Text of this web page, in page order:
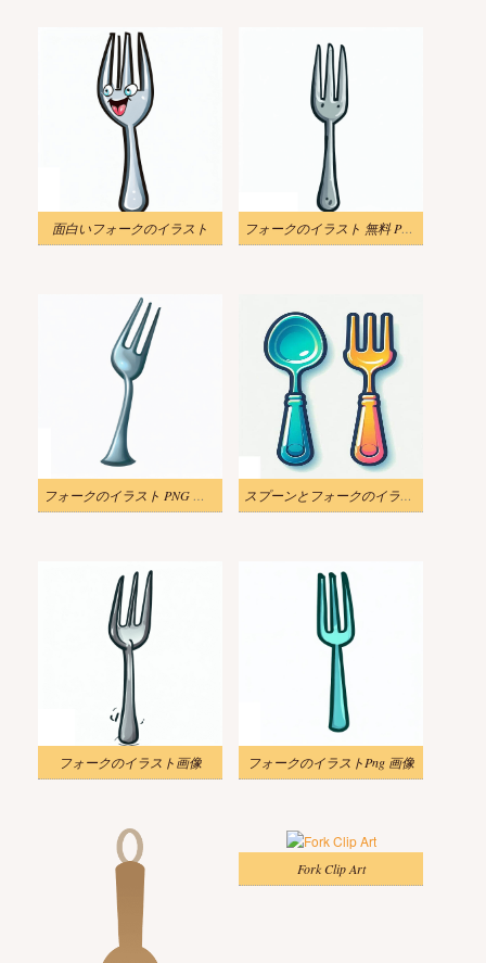
面白いフォークのイラスト フォークのイラスト 無料 PNG 画像
フォークのイラスト PNG イメージ 3 スプーンとフォークのイラスト
フォークのイラスト画像 フォークのイラストPng 画像
Fork Clip Art